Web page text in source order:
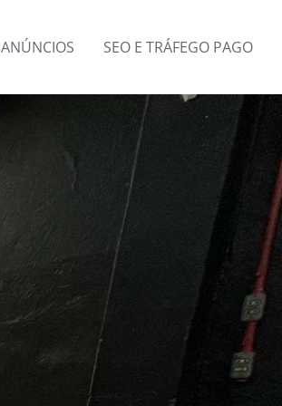
ANÚNCIOS SEO E TRÁFEGO PAGO